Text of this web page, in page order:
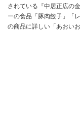
されている『中居正広の
ーの食品「豚肉餃子」「
の商品に詳しい「あおい
「ゆかい」さんが紹介し